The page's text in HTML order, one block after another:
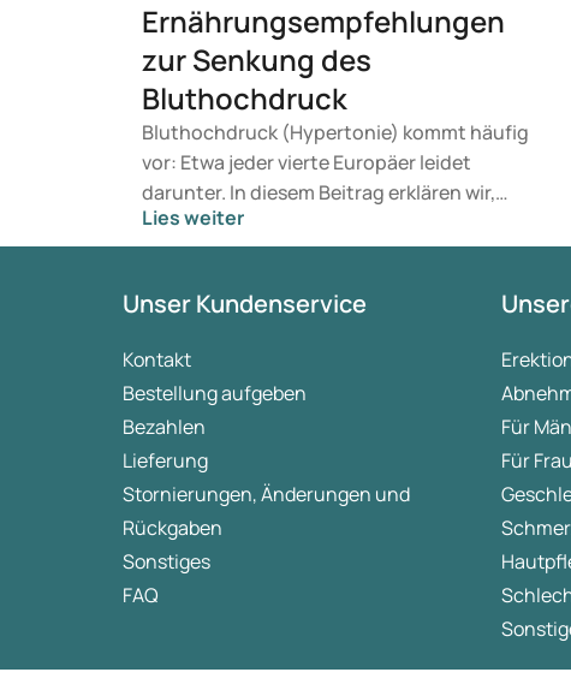
Ernährungsempfehlungen
zur Senkung des
Bluthochdruck
Bluthochdruck (Hypertonie) kommt häufig
vor: Etwa jeder vierte Europäer leidet
darunter. In diesem Beitrag erklären wir,
welcher Blutdruck gesund ist, was
Hypertonie genau bedeutet, welche
durch gezielte Ernährung Ihren Blutdruck
Lies weiter
Unser Kundenservice
Kontakt
Bestellung aufgeben
Bezahlen
Lieferung
Stornierungen, Änderungen und
Rückgaben
Sonstiges
FAQ
Für
Für